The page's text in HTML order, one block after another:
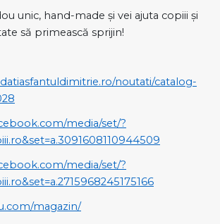
unic, hand-made și vei ajuta copiii și
să primească sprijin!
noutati/catalog-
media/set/?
media/set/?
magazin/